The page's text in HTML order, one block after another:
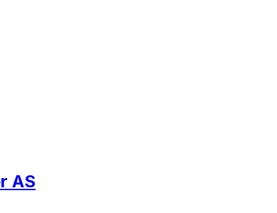
AS